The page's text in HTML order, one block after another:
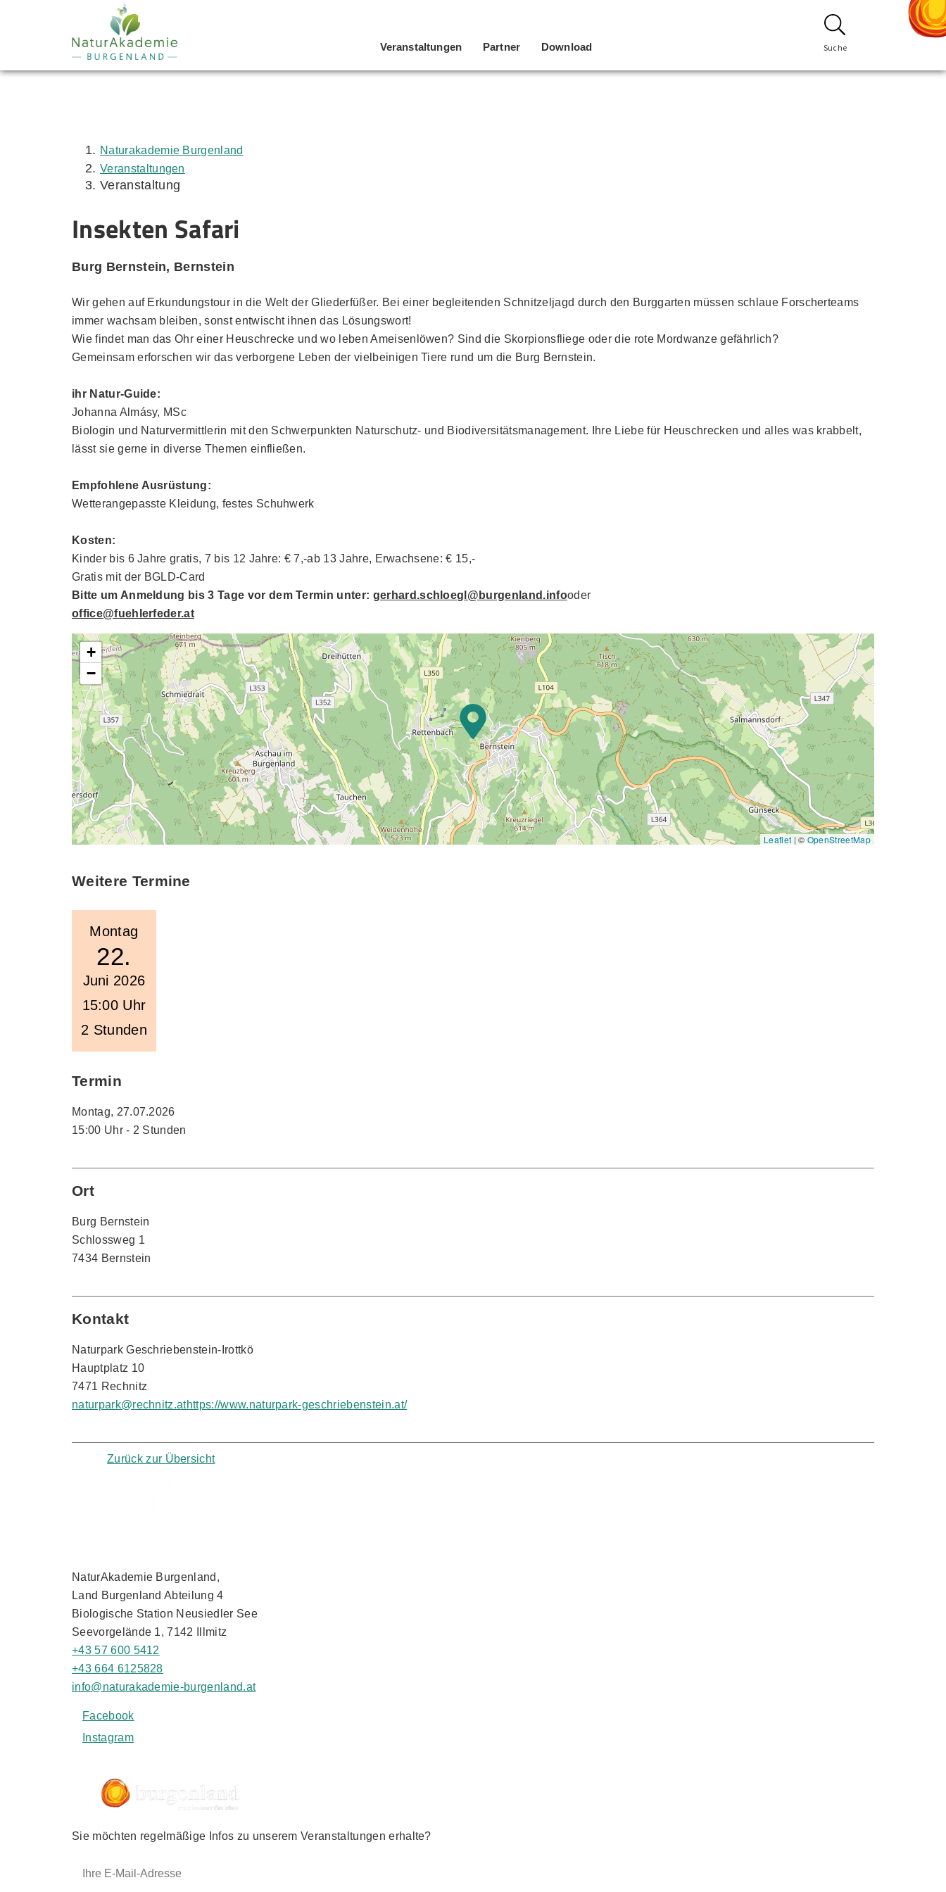
Zum Inhalt
Zum Menü
Zur Suche
Veranstaltungen Partner Download Suche
Naturakademie Burgenland
Veranstaltungen
Veranstaltung
Insekten Safari
Burg Bernstein, Bernstein
Wir gehen auf Erkundungstour in die Welt der Gliederfüßer. Bei einer begleitenden Schnitzeljagd durch den Burggarten müssen schlaue Forscherteams
immer wachsam bleiben, sonst entwischt ihnen das Lösungswort!
Wie findet man das Ohr einer Heuschrecke und wo leben Ameisenlöwen? Sind die Skorpionsfliege oder die rote Mordwanze gefährlich?
Gemeinsam erforschen wir das verborgene Leben der vielbeinigen Tiere rund um die Burg Bernstein.
ihr Natur-Guide:
Johanna Almásy, MSc
Biologin und Naturvermittlerin mit den Schwerpunkten Naturschutz- und Biodiversitätsmanagement. Ihre Liebe für Heuschrecken und alles was krabbelt,
lässt sie gerne in diverse Themen einfließen.
Empfohlene Ausrüstung:
Wetterangepasste Kleidung, festes Schuhwerk
Kosten:
Kinder bis 6 Jahre gratis, 7 bis 12 Jahre: € 7,-ab 13 Jahre, Erwachsene: € 15,-
Gratis mit der BGLD-Card
Bitte um Anmeldung bis 3 Tage vor dem Termin unter: gerhard.schloegl@burgenland.infooder
office@fuehlerfeder.at
+
−
Leaflet |©OpenStreetMap
Weitere Termine
Montag
22.
Juni 2026
15:00 Uhr
2 Stunden
Termin
Montag, 27.07.2026
15:00 Uhr - 2 Stunden
Ort
Burg Bernstein
Schlossweg 1
7434 Bernstein
Kontakt
Naturpark Geschriebenstein-Irottkö
Hauptplatz 10
7471 Rechnitz
naturpark@rechnitz.athttps://www.naturpark-geschriebenstein.at/
Zurück zur Übersicht
NaturAkademie Burgenland,
Land Burgenland Abteilung 4
Biologische Station Neusiedler See
Seevorgelände 1, 7142 Illmitz
+43 57 600 5412
+43 664 6125828
info@naturakademie-burgenland.at
Facebook
Instagram
Sie möchten regelmäßige Infos zu unserem Veranstaltungen erhalte?